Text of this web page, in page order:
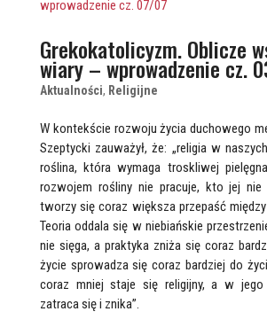
Grekokatolicyzm. Oblicze
wiary – wprowadzenie cz.
Aktualności, Religijne
W kontekście rozwoju życia duchowego
Szeptycki zauważył, że: „religia w
roślina, która wymaga troskliwej
rozwojem rośliny nie pracuje, kto jej
tworzy się coraz większa przepaść
Teoria oddala się w niebiańskie
nie sięga, a praktyka zniża się coraz
życie sprowadza się coraz bardziej do
coraz mniej staje się religijny, a w jego
zatraca się i znika”.